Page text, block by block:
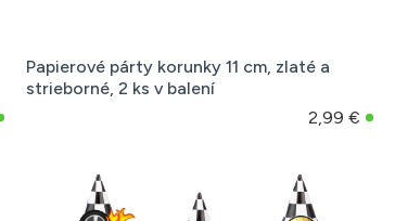
Papierové párty korunky 11 cm, zlaté a
strieborné, 2 ks v balení
2,99 €